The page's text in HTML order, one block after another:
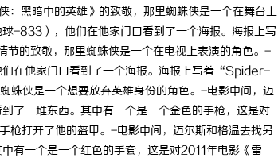
暗中的英雄》的致敬，那里蜘蛛侠是一个在舞台上
-833），他们在他家门口看到了一个海报。海报上写
致敬，那里蜘蛛侠是一个在电视上表演的角色。-
在他家门口看到了一个海报。海报上写着“Spider-
侠是一个想要放弃英雄身份的角色。-电影中间，迈
了一堆东西。其中有一个是一个金色的手枪，这是对
枪打开了他的盔甲。-电影中间，迈尔斯和格温去找另
有一个是一个红色的手套，这是对2011年电影《雷